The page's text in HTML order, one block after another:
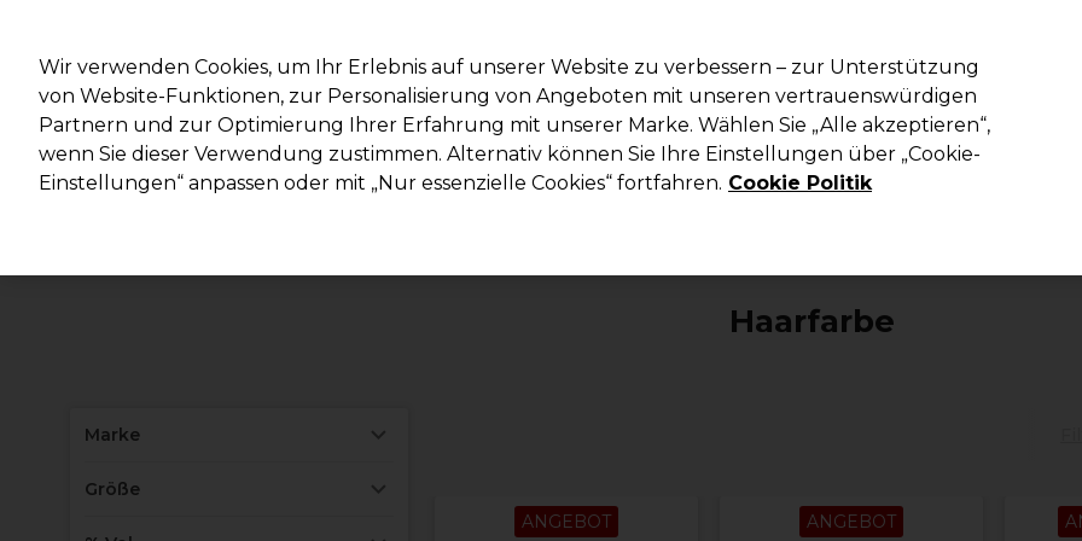
Suchen
Marken Deals Haare Elektrogeräte Saloneinrichtung Kosmetik Herrenfriseur Inspiration Die Professional
Lieferung und Lieferzeiten
Haarfarbe
Marke
Größe
ANGEBOT ANGEBOT
Wir verwenden Cookies, um Ihr Erlebnis auf unserer Website zu verbessern – zur Unterstützung
von Website-Funktionen, zur Personalisierung von Angeboten mit unseren vertrauenswürdigen
Partnern und zur Optimierung Ihrer Erfahrung mit unserer Marke. Wählen Sie „Alle akzeptieren“,
wenn Sie dieser Verwendung zustimmen. Alternativ können Sie Ihre Einstellungen über „Cookie-
Einstellungen“ anpassen oder mit „Nur essenzielle Cookies“ fortfahren. Cookie Politik